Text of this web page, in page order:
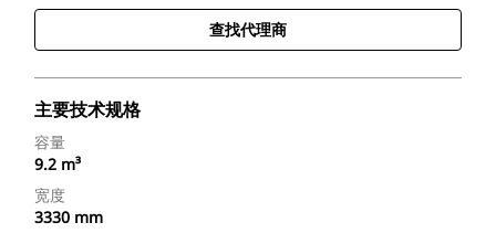
查找代理商
主要技术规格
容量
9.2 m³
宽度
3330 mm